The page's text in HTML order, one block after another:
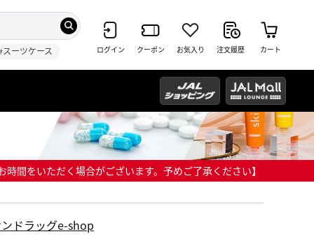
スーツケース ログイン クーポン お気入り 注文履歴 カート
間をいただく場合がございます。予めご了承ください】
ドラッグe-shop